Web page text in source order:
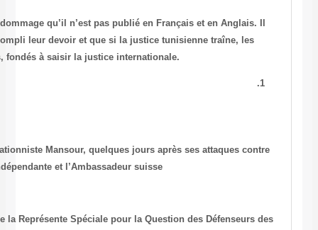
Ce rapport est très intéressant et il est dommage qu’il n’est pas
démontre bien que les avocats ont accompli leur devoir et que si la
victimes et leurs conseils seront, alors, fondés à saisir la justice
Camouflet pour l’Ambassadeur Négationniste Mansour, quelques
l’Experte indépendante et l’Ambassadeur
« La Commission Proroge le Mandat de la Représente Spéciale pour